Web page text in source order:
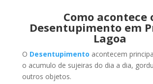
Como acontece
Desentupimento em
Lagoa
O Desentupimento acontecem
o acumulo de sujeiras do dia a dia,
outros objetos.